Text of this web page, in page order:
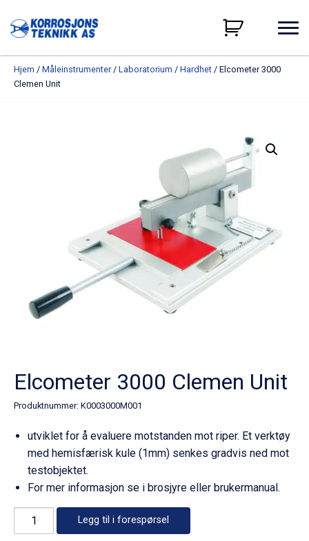
Hjem / Måleinstrumenter/ Laboratorium / Hardhet / Elcometer 3000
Clemen Unit
Elcometer 3000 Clemen Unit
Produktnummer: K0003000M001
utviklet for å evaluere motstanden mot riper. Et verktøy
med hemisfærisk kule (1mm) senkes gradvis ned mot
testobjektet.
For mer informasjon se i brosjyre eller brukermanual.
Elcometer
3000
Legg til i forespørsel